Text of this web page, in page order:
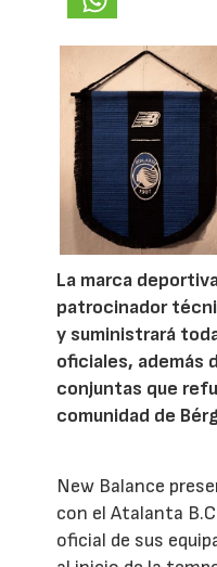
La marca
patrocinador
y suministrará
oficiales, además
conjuntas que
comunidad de
New Balance
con el Atalanta
oficial de sus